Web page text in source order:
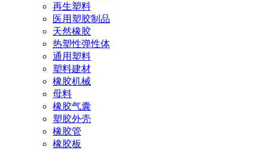
再生塑料
医用塑胶制品
天然橡胶
热塑性弹性体
通用塑料
塑料建材
橡胶机械
母料
橡胶气囊
塑胶外壳
橡胶管
橡胶板